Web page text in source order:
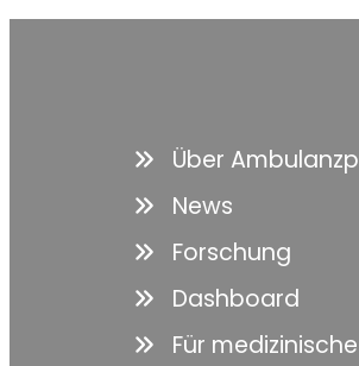
Über
News
Forschung
Dashboard
Für